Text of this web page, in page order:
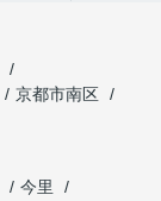
京都市南区
今里